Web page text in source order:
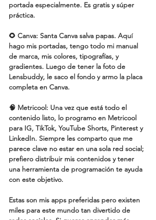
portada especialmente. Es gratis y súper
práctica.
🌻 Canva: Santa Canva salva papas. Aquí
hago mis portadas, tengo todo mi manual
de marca, mis colores, tipografías, y
gradientes. Luego de tener la foto de
Lensbuddy, le saco el fondo y armo la placa
completa en Canva.
🧠 Metricool: Una vez que está todo el
contenido listo, lo programo en Metricool
para IG, TikTok, YouTube Shorts, Pinterest y
LinkedIn. Siempre les comparto que me
parece clave no estar en una sola red social;
prefiero distribuir mis contenidos y tener
una herramienta de programación te ayuda
con este objetivo.
Estas son mis apps preferidas pero existen
miles para este mundo tan divertido de